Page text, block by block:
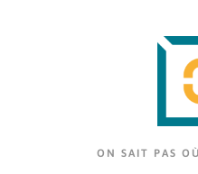
ON SAIT PAS